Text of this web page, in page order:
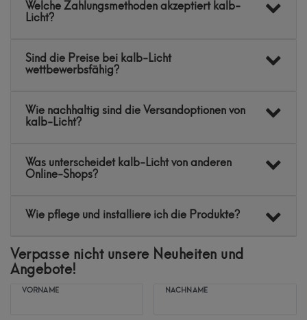
Welche Zahlungsmethoden akzeptiert kalb-
Licht?
Sind die Preise bei kalb-Licht
wettbewerbsfähig?
Wie nachhaltig sind die Versandoptionen von
kalb-Licht?
Was unterscheidet kalb-Licht von anderen
Online-Shops?
Wie pflege und installiere ich die Produkte?
Verpasse nicht unsere Neuheiten und
Angebote!
VORNAME NACHNAME